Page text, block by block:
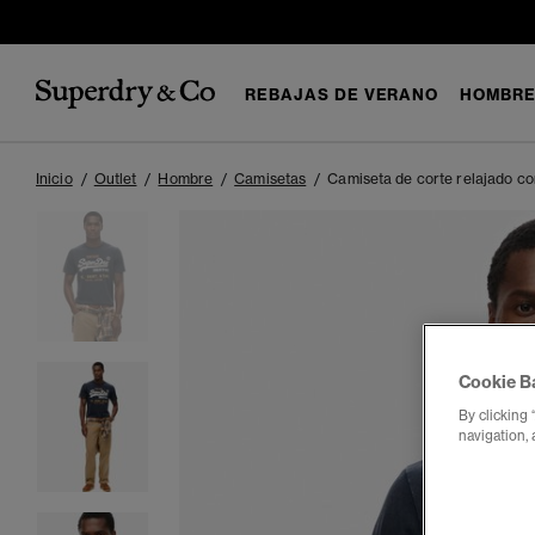
REBAJAS DE VERANO HOMBRE
Inicio Outlet Hombre Camisetas Camiseta de corte relajado
Cookie
By clicking
navigation,